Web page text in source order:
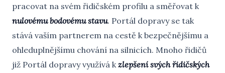
pracovat na svém řidičském profilu a směřovat k
nulovému bodovému stavu. Portál dopravy se tak
stává vaším partnerem na cestě k bezpečnějšímu a
ohleduplnějšímu chování na silnicích. Mnoho řidičů
již Portál dopravy využívá kzlepšení svých řidičských